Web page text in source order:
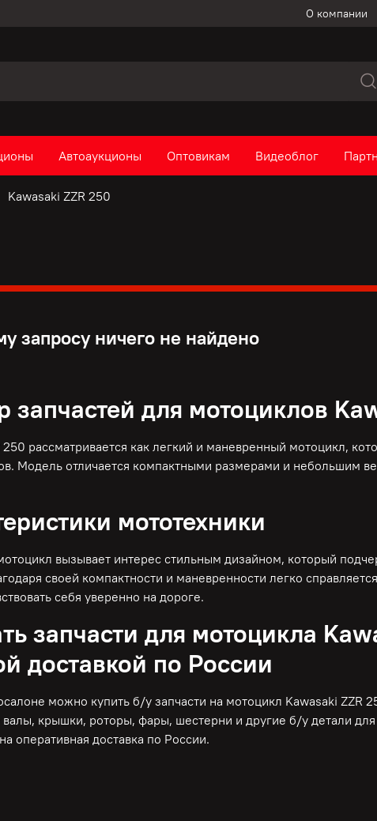
О компании
Автоаукционы Оптовикам Видеоблог
Kawasaki ZZR 250
запросу ничего не найдено
запчастей для мотоциклов
250 рассматривается как легкий и маневренный мотоцикл,
Модель отличается компактными размерами и небольшим
мототехники
вызывает интерес стильным дизайном, который
своей компактности и маневренности легко
себя уверенно на дороге.
запчасти для мотоцикла
доставкой по России
можно купить б/у запчасти на мотоцикл Kawasaki ZZR
крышки, роторы, фары, шестерни и другие б/у детали
оперативная доставка по России.